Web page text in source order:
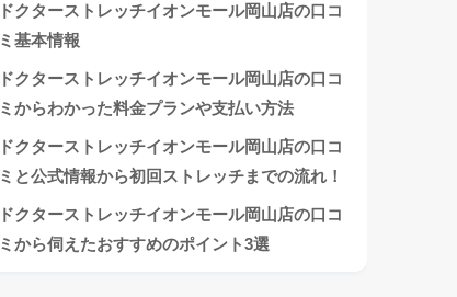
ドクターストレッチイオンモール岡山店の口コ
ミ基本情報
ドクターストレッチイオンモール岡山店の口コ
ミからわかった料金プランや支払い方法
ドクターストレッチイオンモール岡山店の口コ
ミと公式情報から初回ストレッチまでの流れ！
ドクターストレッチイオンモール岡山店の口コ
ミから伺えたおすすめのポイント3選